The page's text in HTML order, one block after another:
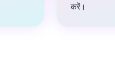
करें।